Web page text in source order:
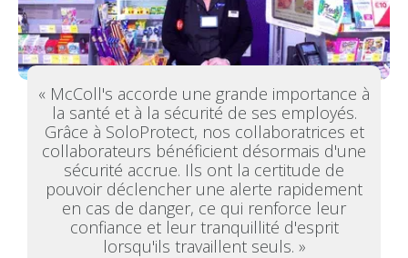
« McColl's accorde une grande importance à
la santé et à la sécurité de ses employés.
Grâce à SoloProtect, nos collaboratrices et
collaborateurs bénéficient désormais d'une
sécurité accrue. Ils ont la certitude de
pouvoir déclencher une alerte rapidement
en cas de danger, ce qui renforce leur
confiance et leur tranquillité d'esprit
lorsqu'ils travaillent seuls. »